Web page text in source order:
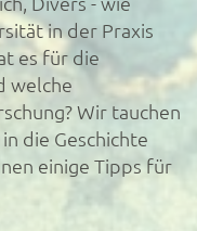
in der Praxis
es für die
welche
Wir tauchen
die Geschichte
einige Tipps für